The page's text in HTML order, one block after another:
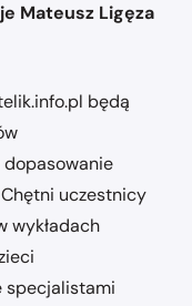
Mateusz Ligęza
będą
uczestnicy
wykładach
specjalistami